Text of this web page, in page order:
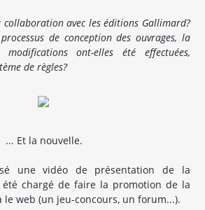
collaboration avec les éditions Gallimard?
de conception des ouvrages, la
ont-elles été effectuées,
de règles?
... Et la nouvelle.
une vidéo de présentation de la
chargé de faire la promotion de la
web (un jeu-concours, un forum...).